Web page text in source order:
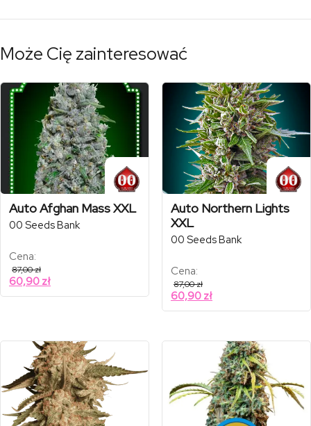
Może Cię zainteresować
Auto Afghan Mass XXL
00 Seeds Bank
Cena:
87,00zł
60,90 zł
Auto Northern Lights
XXL
00 Seeds Bank
Cena:
87,00zł
60,90 zł